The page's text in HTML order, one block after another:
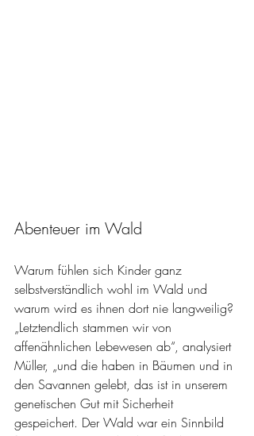
Abenteuer im Wald
Warum fühlen sich Kinder ganz
selbstverständlich wohl im Wald und
warum wird es ihnen dort nie langweilig?
„Letztendlich stammen wir von
affenähnlichen Lebewesen ab“, analysiert
Müller, „und die haben in Bäumen und in
den Savannen gelebt, das ist in unserem
genetischen Gut mit Sicherheit
gespeichert. Der Wald war ein Sinnbild